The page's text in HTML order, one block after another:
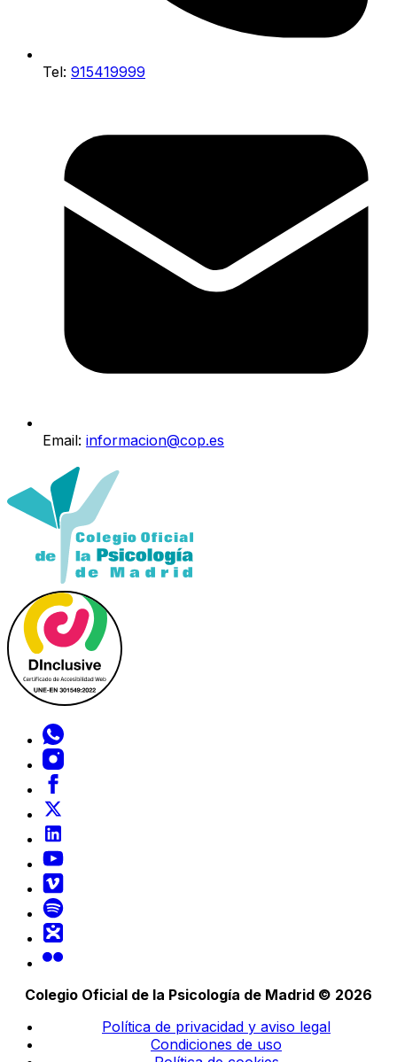
Tel: 915419999
Email: informacion@cop.es
Colegio Oficial de la Psicología de Madrid © 2026
Política de privacidad y aviso legal
Condiciones de uso